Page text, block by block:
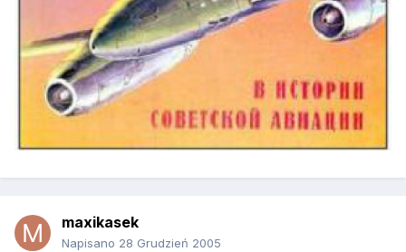
maxikasek
Napisano 28 Grudzień 2005